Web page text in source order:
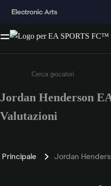
Inserisci un minimo
Jordan Henderson
Valutazioni
Principale Jordan